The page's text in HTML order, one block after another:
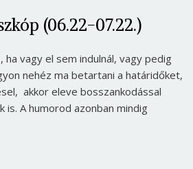
(06.22-07.22.)
ha vagy el sem indulnál, vagy pedig
nehéz ma betartani a határidőket,
akkor eleve bosszankodással
is. A humorod azonban mindig